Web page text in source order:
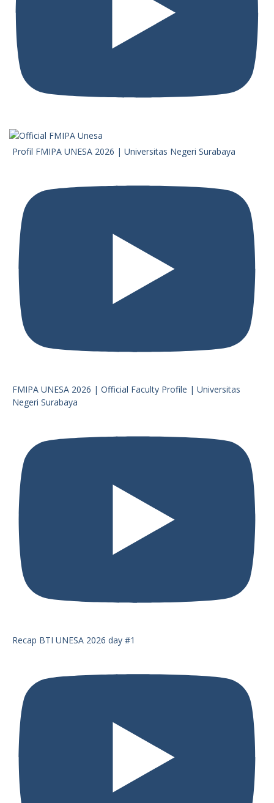
Profil FMIPA UNESA 2026 | Universitas Negeri Surabaya
FMIPA UNESA 2026 | Official Faculty Profile | Universitas
Negeri Surabaya
Recap BTI UNESA 2026 day #1